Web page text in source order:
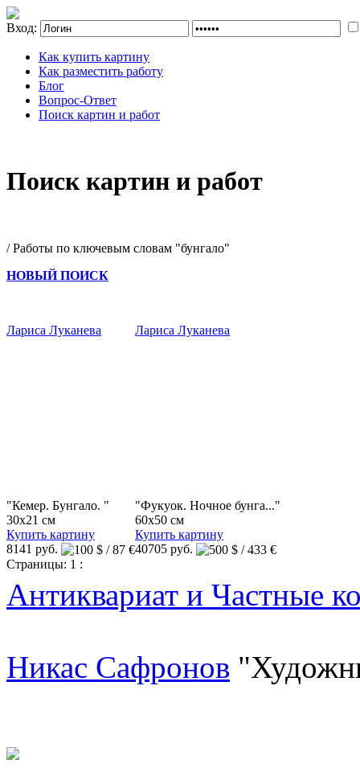
Вход:
Как купить картину
Как разместить работу
Блог
Вопрос-Ответ
Поиск картин и работ
Поиск картин и работ
/ Работы по ключевым словам "бунгало"
НОВЫЙ ПОИСК
Лариса Луканева
"Кемер. Бунгало. "
30x21 см
Купить картину
8141 руб.
Лариса Луканева
"Фукуок. Ночное бунга..."
60x50 см
Купить картину
40705 руб.
Страницы: 1 :
Антиквариат и Частные
Никас Сафронов